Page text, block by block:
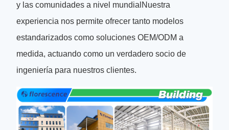
y las comunidades a nivel mundialNuestra
experiencia nos permite ofrecer tanto modelos
estandarizados como soluciones OEM/ODM a
medida, actuando como un verdadero socio de
ingeniería para nuestros clientes.